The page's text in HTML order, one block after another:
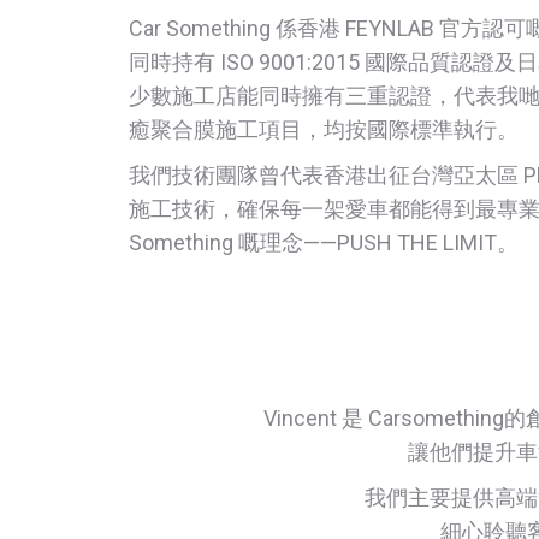
Car Something 係香港 FEYNLAB 官方認
同時持有 ISO 9001:2015 國際品質認證及
少數施工店能同時擁有三重認證，代表我
癒聚合膜施工項目，均按國際標準執行。
我們技術團隊曾代表香港出征台灣亞太區
施工技術，確保每一架愛車都能得到最專
Something 嘅理念——PUSH THE LIMIT。
Vincent 是 Carsomething的
讓他們提升
我們主要提供高
細心聆聽